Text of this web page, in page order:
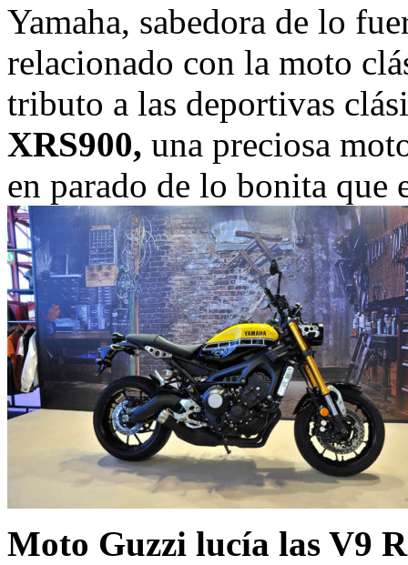
Yamaha, sabedora de lo
relacionado con la moto
tributo a las deportivas
XRS900, una preciosa
en parado de lo bonita que
Moto Guzzi lucía las V9